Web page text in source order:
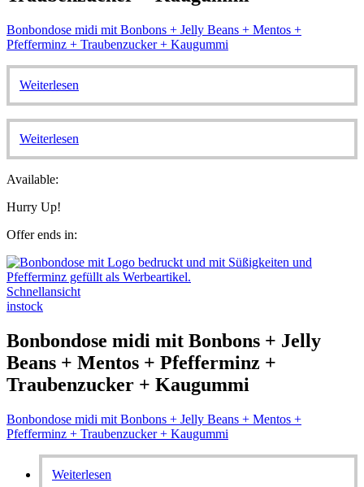
Bonbondose midi mit Bonbons + Jelly Beans + Mentos +
Pfefferminz + Traubenzucker + Kaugummi
Weiterlesen
Weiterlesen
Available:
Hurry Up!
Offer ends in:
Schnellansicht
instock
Bonbondose midi mit Bonbons + Jelly
Beans + Mentos + Pfefferminz +
Traubenzucker + Kaugummi
Bonbondose midi mit Bonbons + Jelly Beans + Mentos +
Pfefferminz + Traubenzucker + Kaugummi
Weiterlesen